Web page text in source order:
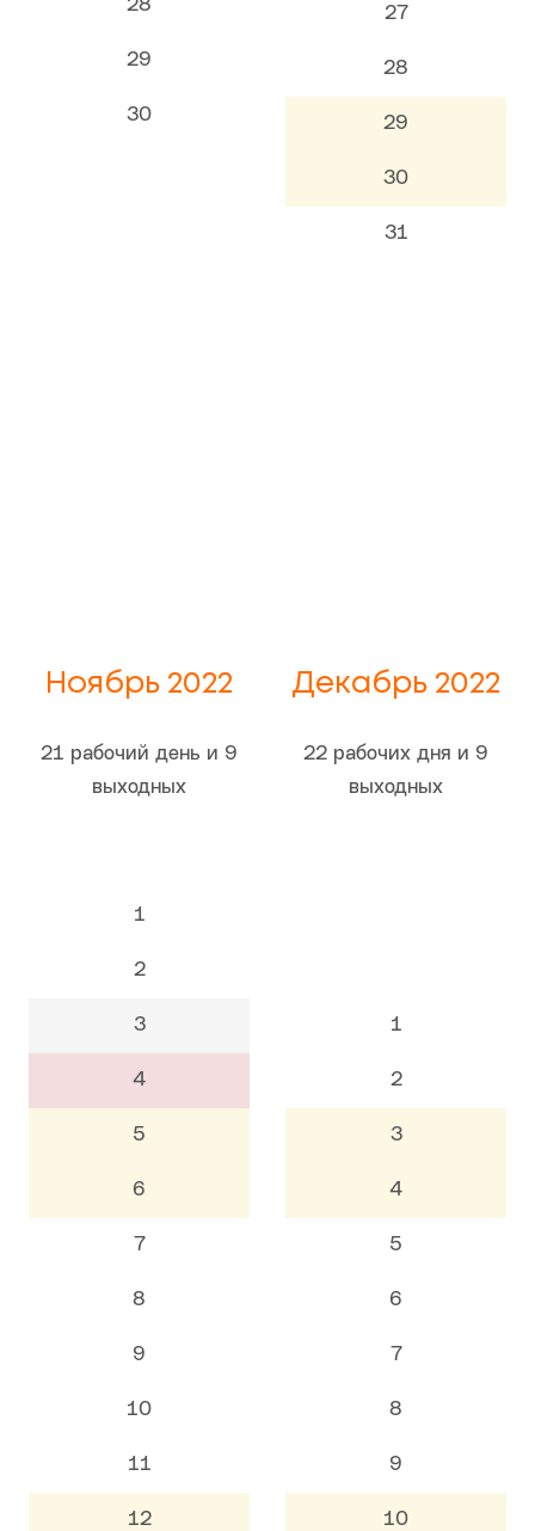
28
29
30
27
28
29
30
31
Ноябрь 2022
21 рабочий день и 9
выходных
1
2
3
4
5
6
7
8
9
10
11
12
Декабрь 2022
22 рабочих дня и 9
выходных
1
2
3
4
5
6
7
8
9
10